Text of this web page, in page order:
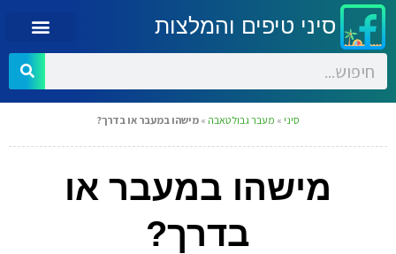
סיני טיפים והמלצות
סיני » מעבר גבול טאבה » מישהו במעבר או בדרך?
מישהו במעבר או
בדרך?